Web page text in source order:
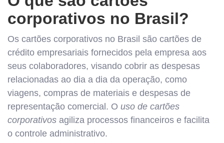
corporativos no Brasil?
Os cartões corporativos no Brasil são cartões de
crédito empresariais fornecidos pela empresa aos
seus colaboradores, visando cobrir as despesas
relacionadas ao dia a dia da operação, como
viagens, compras de materiais e despesas de
representação comercial. O uso de cartões
corporativos agiliza processos financeiros e facilita
o controle administrativo.